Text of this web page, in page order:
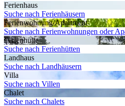
Ferienhaus
Suche nach Ferienhäusern
Ferienwohnung/Apartment
Suche nach Ferienwohnungen oder
Ferienhütte
Suche nach Ferienhütten
Landhaus
Suche nach Landhäusern
Villa
Suche nach Villen
Chalet
Suche nach Chalets